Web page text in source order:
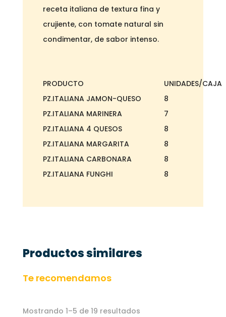
receta italiana de textura fina y
crujiente, con tomate natural sin
condimentar, de sabor intenso.
PRODUCTO
UNIDADES/CAJA
PZ.ITALIANA JAMON-QUESO
8
PZ.ITALIANA MARINERA
7
PZ.ITALIANA 4 QUESOS
8
PZ.ITALIANA MARGARITA
8
PZ.ITALIANA CARBONARA
8
PZ.ITALIANA FUNGHI
8
Productos similares
Te recomendamos
Mostrando 1–5 de 19 resultados